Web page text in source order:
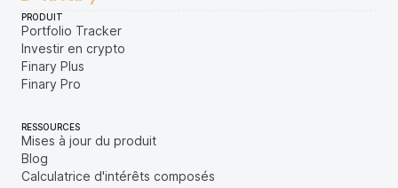
PRODUIT
Portfolio Tracker
Investir en crypto
Finary Plus
Finary Pro
RESSOURCES
Mises à jour du produit
Blog
Calculatrice d'intérêts composés